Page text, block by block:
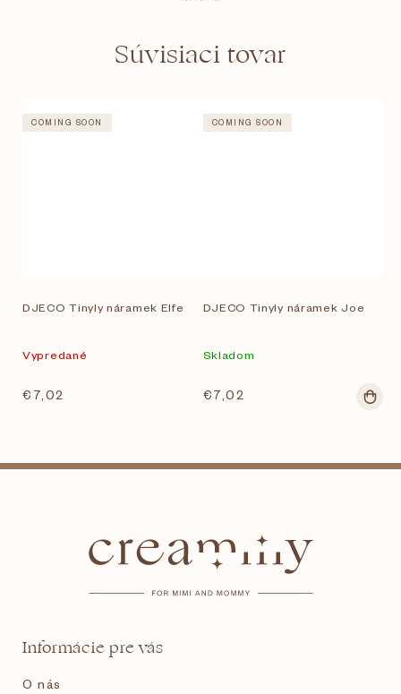
Súvisiaci tovar
COMING SOON
DJECO Tinyly náramek Elfe
Vypredané
€7,02
COMING SOON
DJECO Tinyly náramek Joe
Skladom
€7,02
Informácie pre vás
O nás